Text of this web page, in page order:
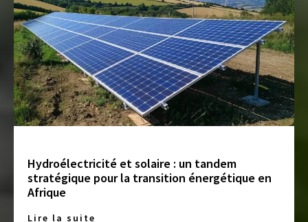
Hydroélectricité et solaire : un tandem
stratégique pour la transition énergétique en
Afrique
Lire la suite